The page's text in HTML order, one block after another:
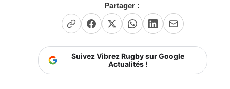
Partager :
Suivez Vibrez Rugby sur Google
Actualités !